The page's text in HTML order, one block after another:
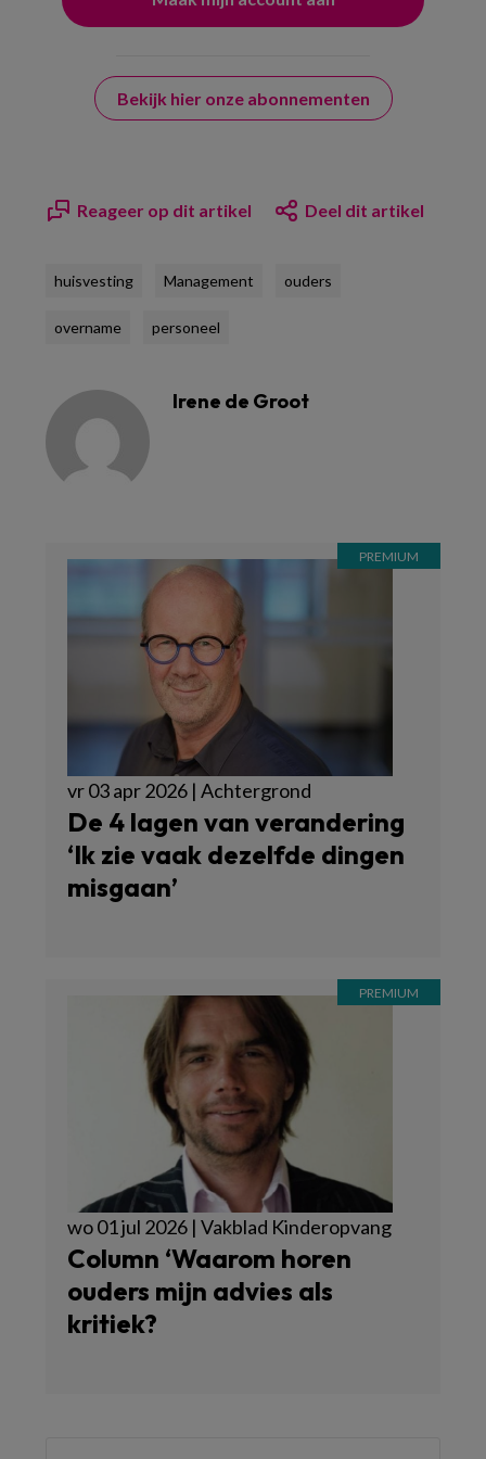
Bekijk hier onze abonnementen
Reageer op dit artikel Deel dit artikel
huisvesting Management ouders
overname personeel
Irene de Groot
vr 03 apr 2026 | Achtergrond
De 4 lagen van verandering
‘Ik zie vaak dezelfde dingen
misgaan’
wo 01 jul 2026 | Vakblad Kinderopvang
Column ‘Waarom horen
ouders mijn advies als
kritiek?